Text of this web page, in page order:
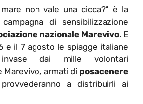
non vale una cicca?” è la
di sensibilizzazione
nazionale Marevivo. E
e il 7 agosto le spiagge italiane
dai mille volontari
Marevivo, armati di posacenere
a distribuirli ai